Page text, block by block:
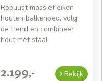
Robuust massief eiken
houten balkenbed, volg
de trend en combineer
hout met staal
2.199,- Bekijk